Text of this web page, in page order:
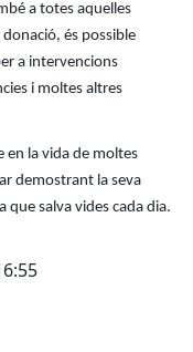
a totes aquelles
donació, és possible
a intervencions
i moltes altres
en la vida de moltes
demostrant la seva
que salva vides cada dia.